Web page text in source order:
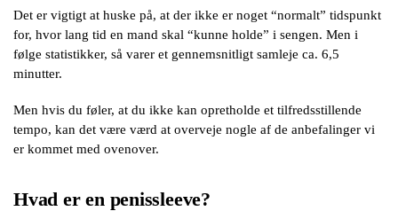
Det er vigtigt at huske på, at der ikke er noget “normalt” tidspunkt
for, hvor lang tid en mand skal “kunne holde” i sengen. Men i
følge statistikker, så varer et gennemsnitligt samleje ca. 6,5
minutter.
Men hvis du føler, at du ikke kan opretholde et tilfredsstillende
tempo, kan det være værd at overveje nogle af de anbefalinger vi
er kommet med ovenover.
Hvad er en penissleeve?